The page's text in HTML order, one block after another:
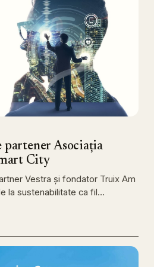
Asociația
City
Vestra și fondator Truix Am
la sustenabilitate ca fil…